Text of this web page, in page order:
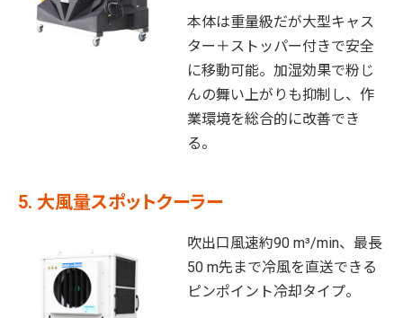
本体は重量級だが大型キャス
ター＋ストッパー付きで安全
に移動可能。加湿効果で粉じ
んの舞い上がりも抑制し、作
業環境を総合的に改善でき
る。
5. 大風量スポットクーラー
吹出口風速約90 m³/min、最長
50 m先まで冷風を直送できる
ピンポイント冷却タイプ。